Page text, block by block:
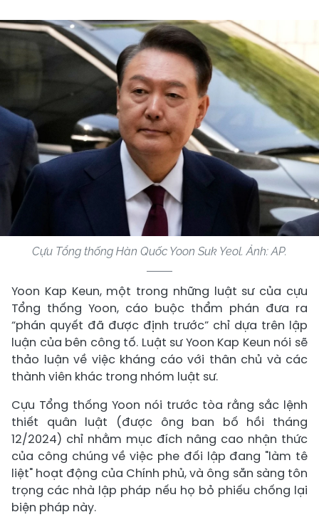
Cựu Tổng thống Hàn Quốc Yoon Suk Yeol. Ảnh: AP.
Yoon Kap Keun, một trong những luật sư của cựu
Tổng thống Yoon, cáo buộc thẩm phán đưa ra
“phán quyết đã được định trước” chỉ dựa trên lập
luận của bên công tố. Luật sư Yoon Kap Keun nói sẽ
thảo luận về việc kháng cáo với thân chủ và các
thành viên khác trong nhóm luật sư.
Cựu Tổng thống Yoon nói trước tòa rằng sắc lệnh
thiết quân luật (được ông ban bố hồi tháng
12/2024) chỉ nhằm mục đích nâng cao nhận thức
của công chúng về việc phe đối lập đang "làm tê
liệt" hoạt động của Chính phủ, và ông sẵn sàng tôn
trọng các nhà lập pháp nếu họ bỏ phiếu chống lại
biện pháp này.